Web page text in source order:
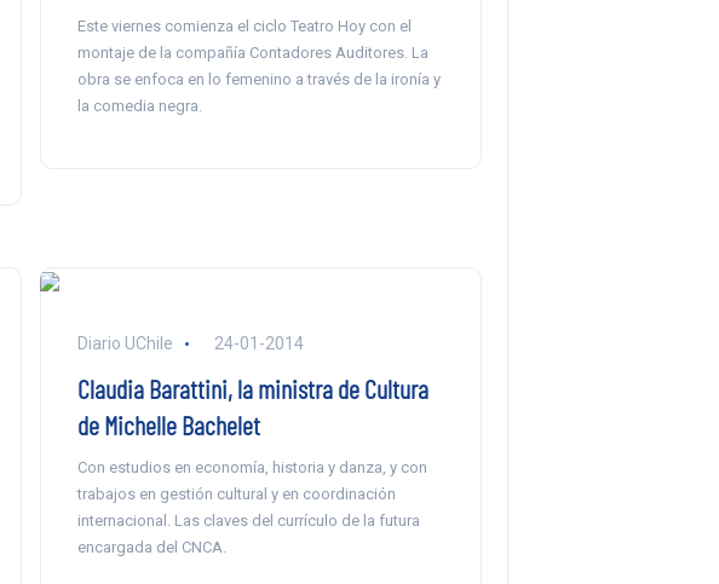
Este viernes comienza el ciclo Teatro Hoy con el
montaje de la compañía Contadores Auditores. La
obra se enfoca en lo femenino a través de la ironía y
la comedia negra.
Diario UChile 24-01-2014
Claudia Barattini, la ministra de Cultura
de Michelle Bachelet
Con estudios en economía, historia y danza, y con
trabajos en gestión cultural y en coordinación
internacional. Las claves del currículo de la futura
encargada del CNCA.